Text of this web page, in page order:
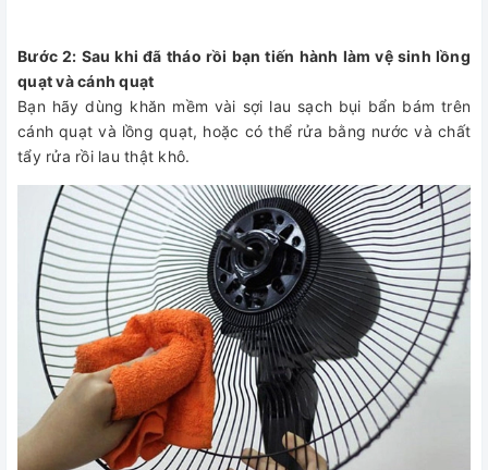
Bước 2: Sau khi đã tháo rồi bạn tiến hành làm vệ sinh lồng
quạt và cánh quạt
Bạn hãy dùng khăn mềm vài sợi lau sạch bụi bẩn bám trên
cánh quạt và lồng quạt, hoặc có thể rửa bằng nước và chất
tẩy rửa rồi lau thật khô.